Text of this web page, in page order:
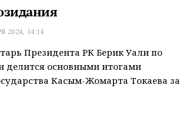
2024, 14:14
Президента РК Берик Уали по
делится основными итогами
Касым-Жомарта Токаева за